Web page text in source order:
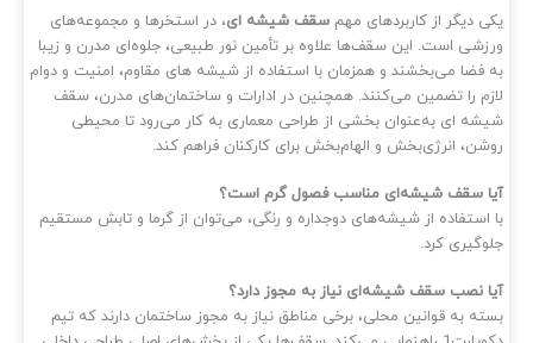
دیگر از کاربردهای مهمسقف شیشه ای، در استخرها و مجموعه‌های
است. این سقف‌ها علاوه بر تأمین نور طبیعی، جلوه‌ای مدرن و زیبا
فضا می‌بخشند و همزمان با استفاده از شیشه‌ های مقاوم، امنیت و دوام
را تضمین می‌کنند. همچنین در ادارات و ساختمان‌های مدرن، سقف
ای به‌عنوان بخشی از طراحی معماری به کار می‌رود تا محیطی
انرژی‌بخش و الهام‌بخش برای کارکنان فراهم کند.
سقف شیشه‌ای مناسب فصول گرم است؟
استفاده از شیشه‌های دوجداره و رنگی، می‌توان از گرما و تابش مستقیم
کرد.
نصب سقف شیشه‌ای نیاز به مجوز دارد؟
به قوانین محلی، برخی مناطق نیاز به مجوز ساختمان دارند که تیم